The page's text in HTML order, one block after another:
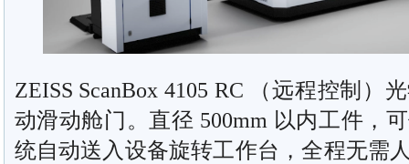
ZEISS ScanBox 4105 RC （远程控制）
动滑动舱门。直径 500mm 以内工件，
统自动送入设备旋转工作台，全程无需